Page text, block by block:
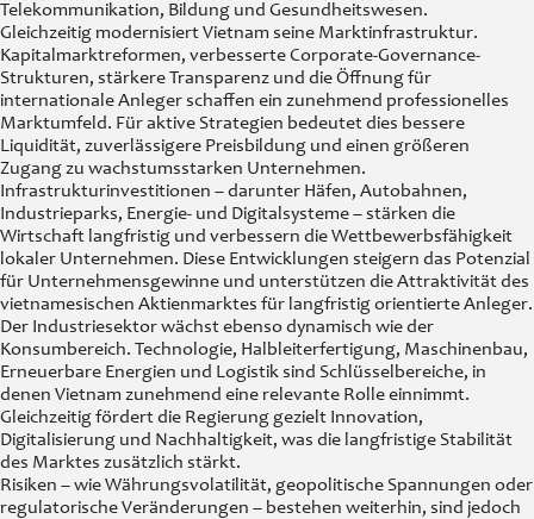
Telekommunikation, Bildung und Gesundheitswesen.
Gleichzeitig modernisiert Vietnam seine Marktinfrastruktur.
Kapitalmarktreformen, verbesserte Corporate-Governance-
Strukturen, stärkere Transparenz und die Öffnung für
internationale Anleger schaffen ein zunehmend professionelles
Marktumfeld. Für aktive Strategien bedeutet dies bessere
Liquidität, zuverlässigere Preisbildung und einen größeren
Zugang zu wachstumsstarken Unternehmen.
Infrastrukturinvestitionen – darunter Häfen, Autobahnen,
Industrieparks, Energie- und Digitalsysteme – stärken die
Wirtschaft langfristig und verbessern die Wettbewerbsfähigkeit
lokaler Unternehmen. Diese Entwicklungen steigern das Potenzial
für Unternehmensgewinne und unterstützen die Attraktivität des
vietnamesischen Aktienmarktes für langfristig orientierte Anleger.
Der Industriesektor wächst ebenso dynamisch wie der
Konsumbereich. Technologie, Halbleiterfertigung, Maschinenbau,
Erneuerbare Energien und Logistik sind Schlüsselbereiche, in
denen Vietnam zunehmend eine relevante Rolle einnimmt.
Gleichzeitig fördert die Regierung gezielt Innovation,
Digitalisierung und Nachhaltigkeit, was die langfristige Stabilität
des Marktes zusätzlich stärkt.
Risiken – wie Währungsvolatilität, geopolitische Spannungen oder
regulatorische Veränderungen – bestehen weiterhin, sind jedoch